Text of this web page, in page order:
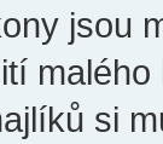
jsou
si